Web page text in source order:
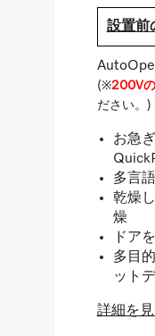
設置前
(※200V
ださい。)
お急
多言
乾燥
燥
ドア
多目
ット
詳細を見